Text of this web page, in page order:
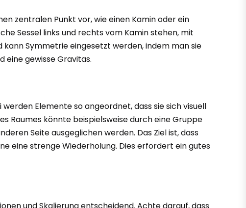
zentralen Punkt vor, wie einen Kamin oder ein
Sessel links und rechts vom Kamin stehen, mit
Symmetrie eingesetzt werden, indem man sie
eine gewisse Gravitas.
Elemente so angeordnet, dass sie sich visuell
Raumes könnte beispielsweise durch eine Gruppe
Seite ausgeglichen werden. Das Ziel ist, dass
eine strenge Wiederholung. Dies erfordert ein gutes